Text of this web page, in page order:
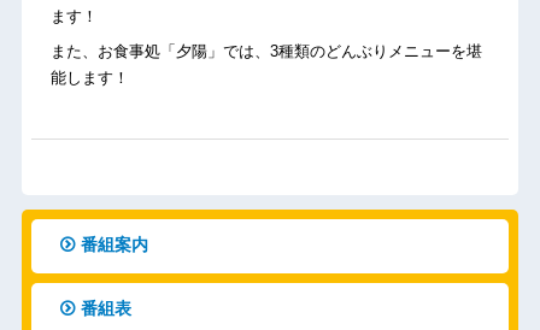
ます！
また、お食事処「夕陽」では、3種類のどんぶりメニューを堪
能します！
番組案内
番組表